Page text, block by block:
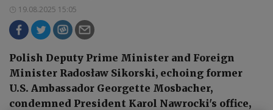
19.08.2025 15:05
Polish Deputy Prime Minister and Foreign
Minister Radosław Sikorski, echoing former
U.S. Ambassador Georgette Mosbacher,
condemned President Karol Nawrocki's office,